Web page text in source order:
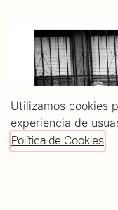
Utilizamos cookies
experiencia de
Política de Cookies